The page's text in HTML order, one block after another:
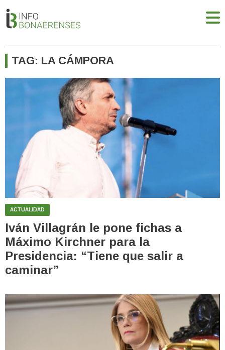
TAG: LA CÁMPORA
ACTUALIDAD
Iván Villagrán le pone fichas a
Máximo Kirchner para la
Presidencia: “Tiene que salir a
caminar”